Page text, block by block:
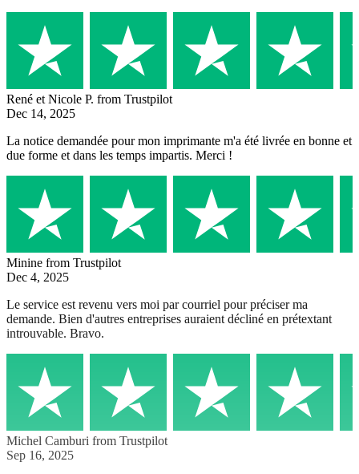
René et Nicole P. from Trustpilot
Dec 14, 2025
La notice demandée pour mon imprimante m'a été livrée en bonne et
due forme et dans les temps impartis. Merci !
Minine from Trustpilot
Dec 4, 2025
Le service est revenu vers moi par courriel pour préciser ma
demande. Bien d'autres entreprises auraient décliné en prétextant
introuvable. Bravo.
Michel Camburi from Trustpilot
Sep 16, 2025